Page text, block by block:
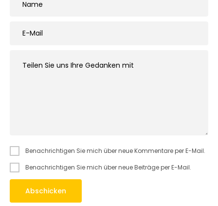
Benachrichtigen Sie mich über neue Kommentare per E-Mail.
Benachrichtigen Sie mich über neue Beiträge per E-Mail.